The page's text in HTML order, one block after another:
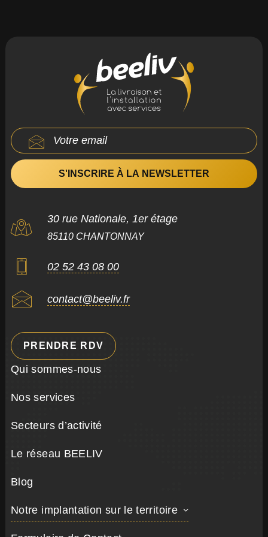
30 rue Nationale, 1er étage
85110 CHANTONNAY
02 52 43 08 00
contact@beeliv.fr
PRENDRE RDV
Qui sommes-nous
Nos services
Secteurs d’activité
Le réseau BEELIV
Blog
Notre implantation sur le territoire